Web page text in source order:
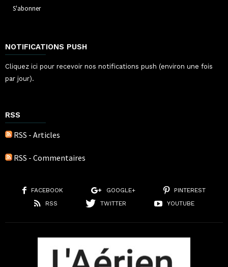
NOTIFICATIONS PUSH
Cliquez ici pour recevoir nos notifications push (environ une fois
par jour).
RSS
RSS - Articles
RSS - Commentaires
FACEBOOK GOOGLE+
PINTEREST
RSS
TWITTER YOUTUBE